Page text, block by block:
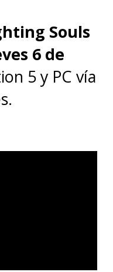
Souls
6 de
5 y PC vía